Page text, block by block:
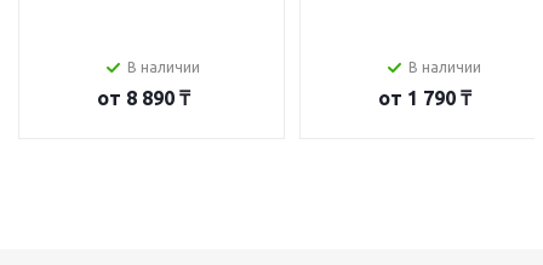
В наличии
от 8 890 ₸
В наличии
от 1 790 ₸